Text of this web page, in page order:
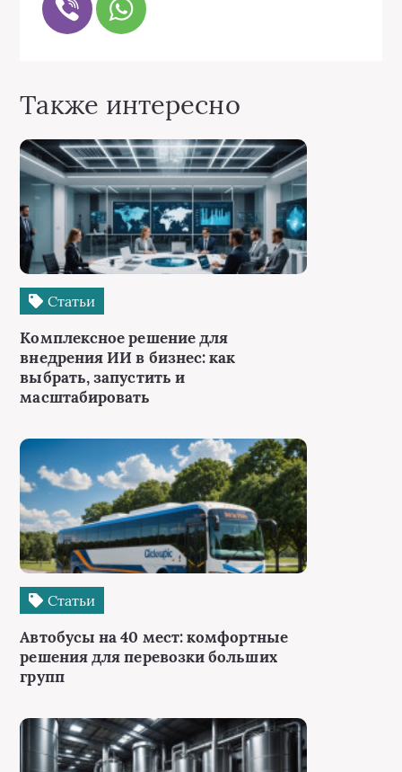
Также интересно
Статьи
Комплексное решение для
внедрения ИИ в бизнес: как
выбрать, запустить и
масштабировать
Статьи
Автобусы на 40 мест: комфортные
решения для перевозки больших
групп